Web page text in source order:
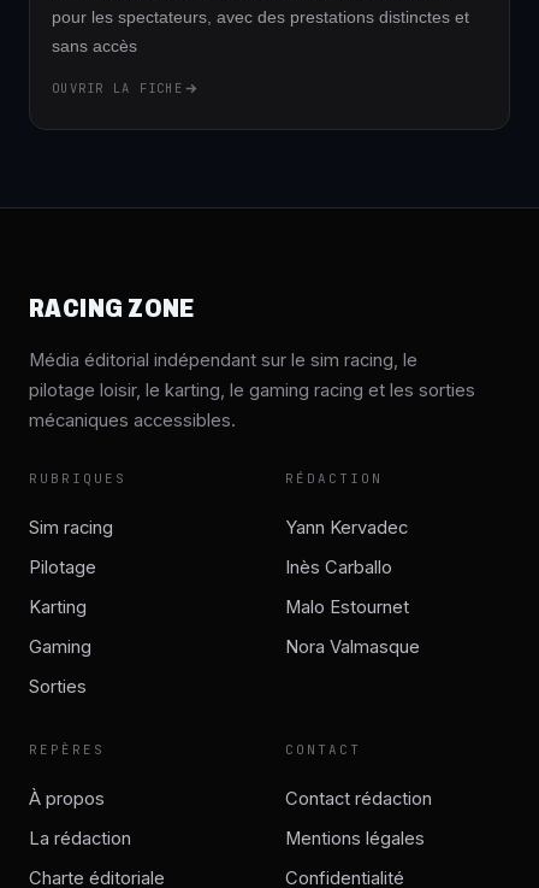
pour les spectateurs, avec des prestations distinctes et
sans accès
OUVRIR LA FICHE
RACING ZONE
Média éditorial indépendant sur le sim racing, le
pilotage loisir, le karting, le gaming racing et les sorties
mécaniques accessibles.
RUBRIQUES
Sim racing
Pilotage
Karting
Gaming
Sorties
RÉDACTION
Yann Kervadec
Inès Carballo
Malo Estournet
Nora Valmasque
REPÈRES
À propos
La rédaction
Charte éditoriale
CONTACT
Contact rédaction
Mentions légales
Confidentialité